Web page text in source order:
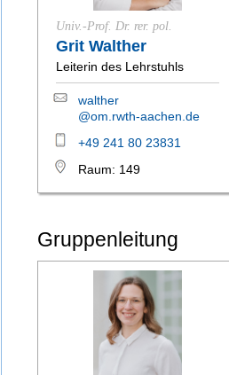
Univ.-Prof. Dr. rer. pol.
Grit Walther
Leiterin des Lehrstuhls
walther
@om.rwth-aachen.de
+49 241 80 23831
Raum: 149
Gruppenleitung